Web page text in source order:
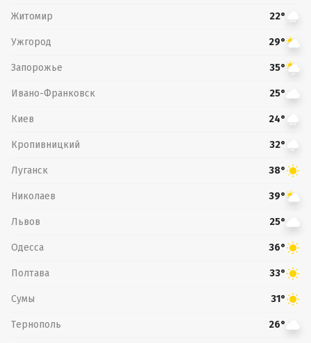
Житомир 22°
Ужгород 29°
Запорожье 35°
Ивано-Франковск 25°
Киев 24°
Кропивницкий 32°
Луганск 38°
Николаев 39°
Львов 25°
Одесса 36°
Полтава 33°
Сумы 31°
Тернополь 26°